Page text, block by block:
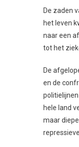
De zaden
het leven
naar een
tot het
De
en de
hele land
maar